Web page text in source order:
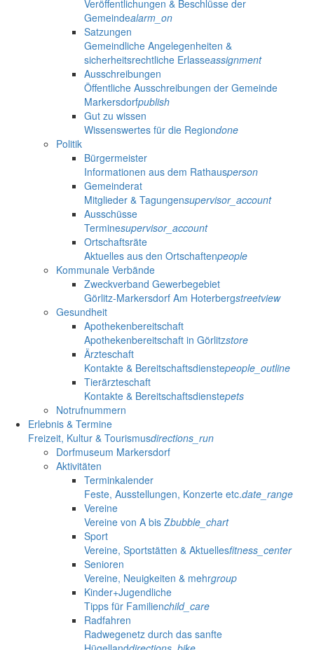
Veröffentlichungen & Beschlüsse der
Gemeindealarm_on
Satzungen
Gemeindliche Angelegenheiten &
sicherheitsrechtliche Erlasseassignment
Ausschreibungen
Öffentliche Ausschreibungen der Gemeinde
Markersdorfpublish
Gut zu wissen
Wissenswertes für die Regiondone
Politik
Bürgermeister
Informationen aus dem Rathausperson
Gemeinderat
Mitglieder & Tagungensupervisor_account
Ausschüsse
Terminesupervisor_account
Ortschaftsräte
Aktuelles aus den Ortschaftenpeople
Kommunale Verbände
Zweckverband Gewerbegebiet
Görlitz-Markersdorf Am Hoterbergstreetview
Gesundheit
Apothekenbereitschaft
Apothekenbereitschaft in Görlitzstore
Ärzteschaft
Kontakte & Bereitschaftsdienstepeople_outline
Tierärzteschaft
Kontakte & Bereitschaftsdienstepets
Notrufnummern
Erlebnis & Termine
Freizeit, Kultur & Tourismusdirections_run
Dorfmuseum Markersdorf
Aktivitäten
Terminkalender
Feste, Ausstellungen, Konzerte etc.date_range
Vereine
Vereine von A bis Zbubble_chart
Sport
Vereine, Sportstätten & Aktuellesfitness_center
Senioren
Vereine, Neuigkeiten & mehrgroup
Kinder+Jugendliche
Tipps für Familienchild_care
Radfahren
Radwegenetz durch das sanfte